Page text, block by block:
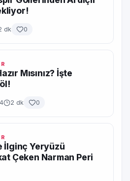
dk 0
Mısınız? İşte
2 dk 0
İlginç Yeryüzü
Çeken Narman Peri